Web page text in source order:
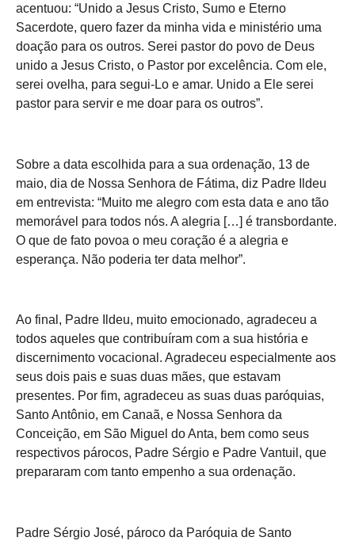
acentuou: “Unido a Jesus Cristo, Sumo e Eterno
Sacerdote, quero fazer da minha vida e ministério uma
doação para os outros. Serei pastor do povo de Deus
unido a Jesus Cristo, o Pastor por excelência. Com ele,
serei ovelha, para segui-Lo e amar. Unido a Ele serei
pastor para servir e me doar para os outros”.
Sobre a data escolhida para a sua ordenação, 13 de
maio, dia de Nossa Senhora de Fátima, diz Padre Ildeu
em entrevista: “Muito me alegro com esta data e ano tão
memorável para todos nós. A alegria […] é transbordante.
O que de fato povoa o meu coração é a alegria e
esperança. Não poderia ter data melhor”.
Ao final, Padre Ildeu, muito emocionado, agradeceu a
todos aqueles que contribuíram com a sua história e
discernimento vocacional. Agradeceu especialmente aos
seus dois pais e suas duas mães, que estavam
presentes. Por fim, agradeceu as suas duas paróquias,
Santo Antônio, em Canaã, e Nossa Senhora da
Conceição, em São Miguel do Anta, bem como seus
respectivos párocos, Padre Sérgio e Padre Vantuil, que
prepararam com tanto empenho a sua ordenação.
Padre Sérgio José, pároco da Paróquia de Santo